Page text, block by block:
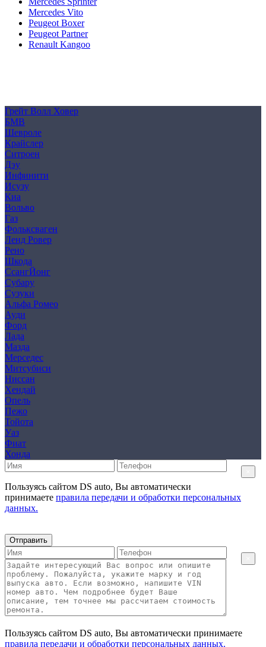
Mercedes Vito
Peugeot Boxer
Peugeot Partner
Renault Kangoo
Грейт Волл Ховер
БМВ
Шевроле
Крайслер
Ситроен
Дэу
Инфинити
Исузу
Киа
Вольво
Газ
Фольксваген
Ленд Ровер
Рено
Шкода
СсангЙонг
Субару
Сузуки
Альфа Ромео
Ауди
Форд
Лада
Мазда
Мерседес
Митсубиси
Ниссан
Хендай
Опель
Пежо
Тойота
Уаз
Фиат
Хонда
Пользуясь сайтом DS auto, Вы автоматически
принимаете правила передачи и обработки персональных
данных.
Отправить
Пользуясь сайтом DS auto, Вы автоматически принимаете
правила передачи и обработки персональных данных.